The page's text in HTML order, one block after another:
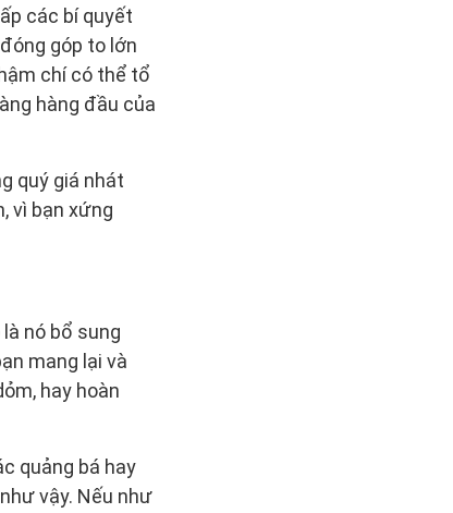
các bí quyết
góp to lớn
chí có thể tổ
hàng đầu của
quý giá nhát
vì bạn xứng
nó bổ sung
mang lại và
hay hoàn
quảng bá hay
vậy. Nếu như